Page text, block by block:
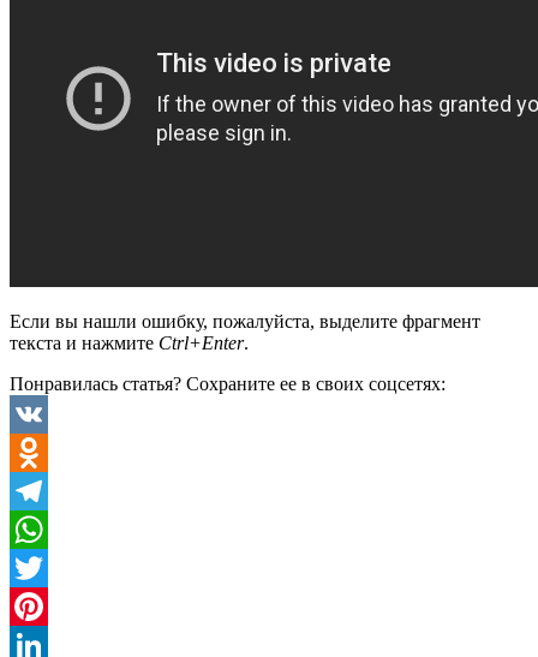
Если вы нашли ошибку, пожалуйста, выделите фрагмент
текста и нажмите Ctrl+Enter.
Понравилась статья? Сохраните ее в своих соцсетях:
VK
Odnoklassniki
Telegram
WhatsApp
Twitter
Pinterest